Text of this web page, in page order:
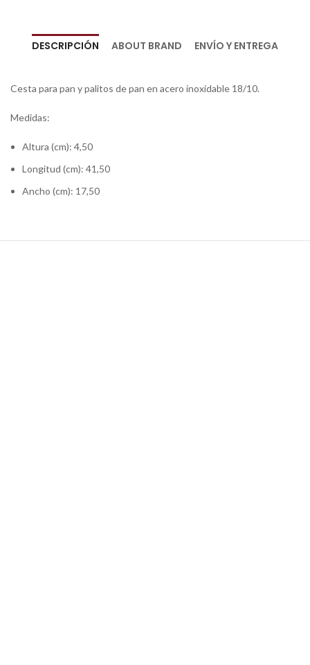
DESCRIPCIÓN ABOUT BRAND ENVÍO Y ENTREGA
Cesta para pan y palitos de pan en acero inoxidable 18/10.
Medidas:
Altura (cm): 4,50
Longitud (cm): 41,50
Ancho (cm): 17,50